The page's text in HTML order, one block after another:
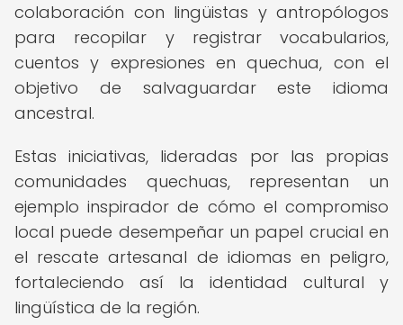
colaboración con lingüistas y antropólogos
para recopilar y registrar vocabularios,
cuentos y expresiones en quechua, con el
objetivo de salvaguardar este idioma
ancestral.
Estas iniciativas, lideradas por las propias
comunidades quechuas, representan un
ejemplo inspirador de cómo el compromiso
local puede desempeñar un papel crucial en
el rescate artesanal de idiomas en peligro,
fortaleciendo así la identidad cultural y
lingüística de la región.